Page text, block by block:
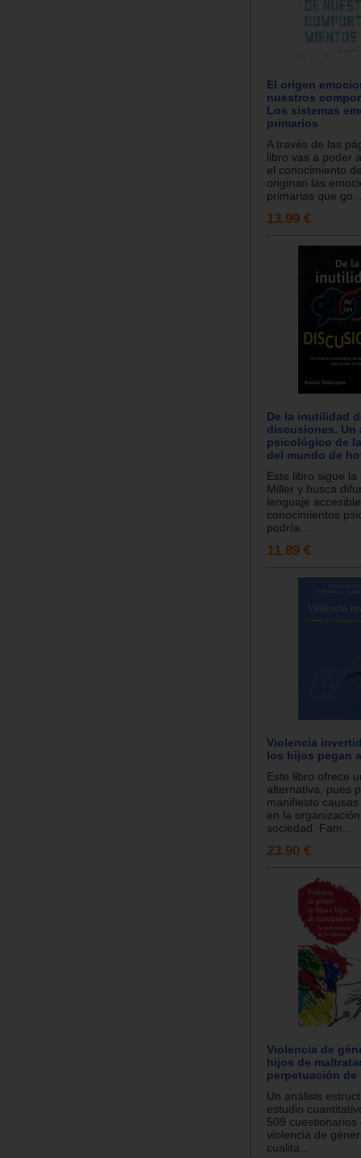
El origen
nuestros
Los sistemas
primarios
A través de las
libro vas a poder
el conocimiento
originan las
primarias que
13.99 €
De la inutilidad
discusiones. Un
psicológico de
del mundo de
Este libro sigue
Miller y busca
lenguaje
conocimientos
podría...
11.89 €
Violencia
los hijos pegan
Este libro ofrece
alternativa, pues
manifiesto
en la
sociedad. Fam...
23.90 €
Violencia de
hijos de
perpetuación de
Un análisis
estudio
509
violencia de
cualita...